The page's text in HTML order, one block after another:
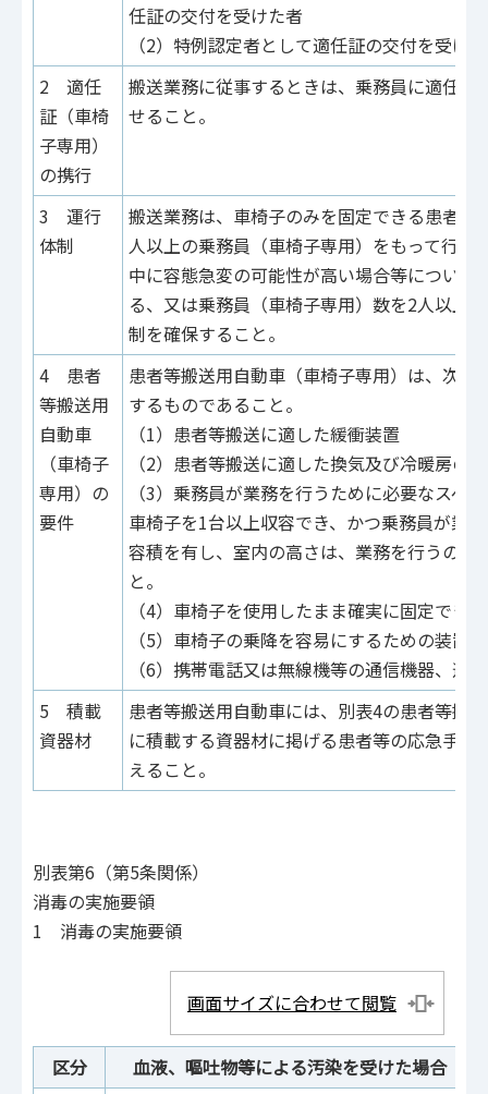
任証の交付を受けた者
（2）特例認定者として適任証の交付を受け
2 適任
証（車椅
子専用）
の携行
搬送業務に従事するときは、乗務員に適任証
せること。
3 運行
体制
搬送業務は、車椅子のみを固定できる患者等
人以上の乗務員（車椅子専用）をもって行わ
中に容態急変の可能性が高い場合等について
る、又は乗務員（車椅子専用）数を2人以上
制を確保すること。
4 患者
等搬送用
自動車
（車椅子
専用）の
要件
患者等搬送用自動車（車椅子専用）は、次に
するものであること。
（1）患者等搬送に適した緩衝装置
（2）患者等搬送に適した換気及び冷暖房の
（3）乗務員が業務を行うために必要なスペ
車椅子を1台以上収容でき、かつ乗務員が業
容積を有し、室内の高さは、業務を行うのに
と。
（4）車椅子を使用したまま確実に固定でき
（5）車椅子の乗降を容易にするための装置
（6）携帯電話又は無線機等の通信機器、連
5 積載
資器材
患者等搬送用自動車には、別表4の患者等搬
に積載する資器材に掲げる患者等の応急手当
えること。
別表第6（第5条関係）
消毒の実施要領
1 消毒の実施要領
画面サイズに合わせて閲覧
区分
血液、嘔吐物等による汚染を受けた場合